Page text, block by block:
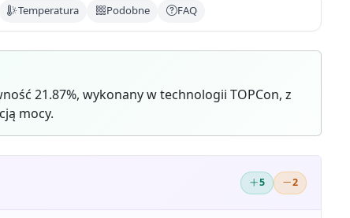
Temperatura Podobne FAQ
21.87%, wykonany w technologii TOPCon, z
mocy.
5 2